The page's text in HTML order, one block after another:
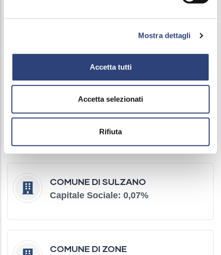
Mostra dettagli
Accetta tutti
Accetta selezionati
Rifiuta
COMUNE DI PARATICO
Capitale Sociale: 0,17
COMUNE DI SULZANO
Capitale Sociale: 0,07%
COMUNE DI ZONE